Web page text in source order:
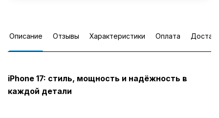
Описание Отзывы Характеристики Оплата
iPhone 17: стиль, мощность и надёжность в
каждой детали